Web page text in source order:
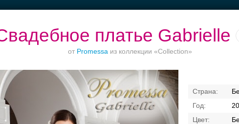
платье Gabrielle
от Promessa из коллекции «Collection»
Ваш безупречный
образ
городом